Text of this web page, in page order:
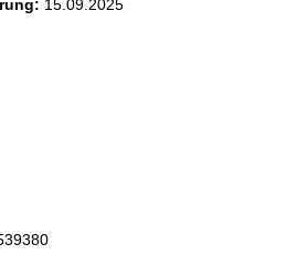
15.09.2025